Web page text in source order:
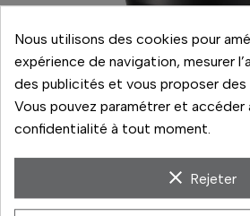
Nous utilisons des cookies pour
expérience de navigation, mesurer
des publicités et vous proposer des
Vous pouvez paramétrer et
confidentialité à tout moment.
clear Rejeter